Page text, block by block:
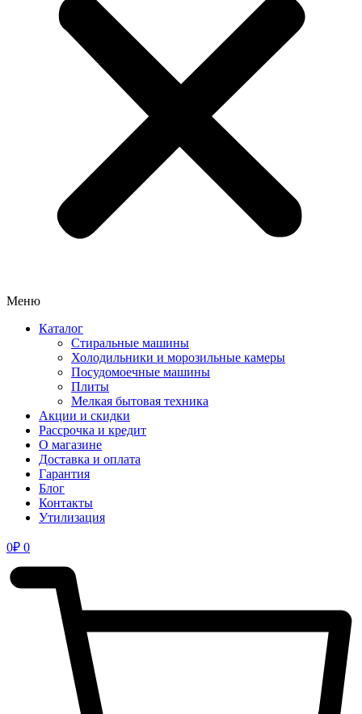
Меню
Каталог
Стиральные машины
Холодильники и морозильные камеры
Посудомоечные машины
Плиты
Мелкая бытовая техника
Акции и скидки
Рассрочка и кредит
О магазине
Доставка и оплата
Гарантия
Блог
Контакты
Утилизация
0₽ 0